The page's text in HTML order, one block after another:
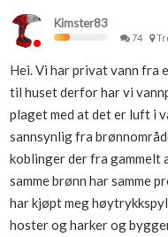
Kundeservice
Få svar på det du lurer på
Kom i gang med
Se din bolig? Klikk her
Boligmappa+
Få mer ut av Boligmappa
Kimster83
74
Hei. Vi har privat vann fra
til huset derfor har vi
plaget med at det er luft i
sannsynlig fra
koblinger der fra gammelt
samme brønn har samme
har kjøpt meg
hoster og harker og